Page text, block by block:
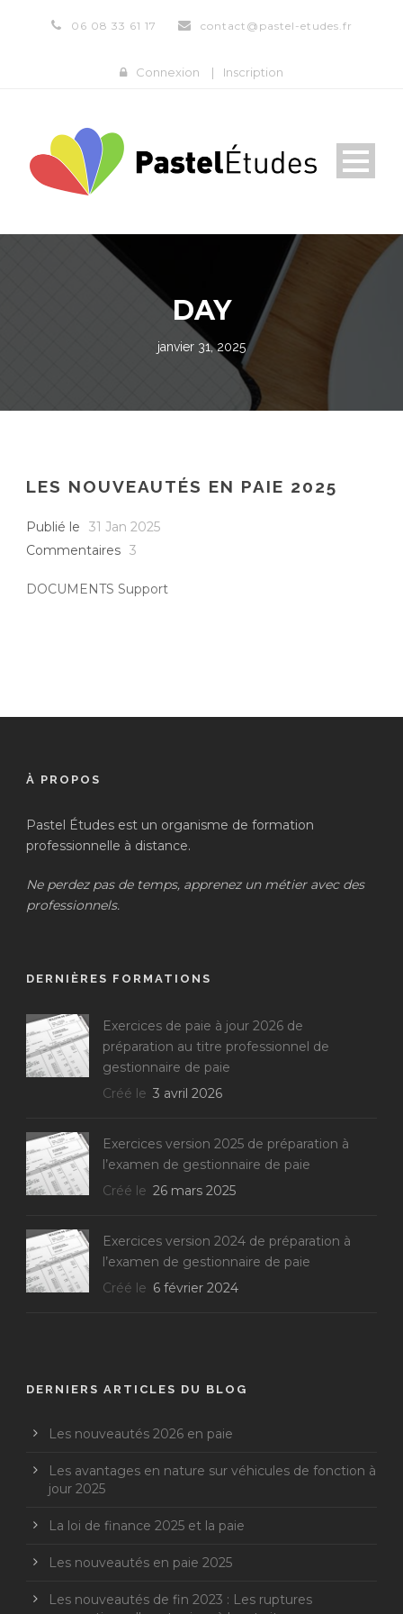
06 08 33 61 17 contact@pastel-etudes.fr
Connexion | Inscription
DAY
janvier 31, 2025
LES NOUVEAUTÉS EN PAIE 2025
Publié le
31 Jan 2025
Commentaires 3
DOCUMENTS Support
À PROPOS
Pastel Études est un organisme de formation
professionnelle à distance.
Ne perdez pas de temps, apprenez un métier avec des
professionnels.
DERNIÈRES FORMATIONS
Exercices de paie à jour 2026 de
préparation au titre professionnel de
gestionnaire de paie
Créé le 3 avril 2026
Exercices version 2025 de préparation à
l’examen de gestionnaire de paie
Créé le 26 mars 2025
Exercices version 2024 de préparation à
l’examen de gestionnaire de paie
Créé le 6 février 2024
DERNIERS ARTICLES DU BLOG
Les nouveautés 2026 en paie
Les avantages en nature sur véhicules de fonction à
jour 2025
La loi de finance 2025 et la paie
Les nouveautés en paie 2025
Les nouveautés de fin 2023 : Les ruptures